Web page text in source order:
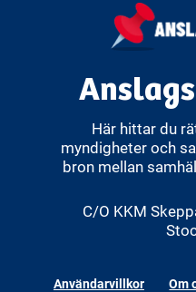
en pappersblankett. När du
handläggningen ta flera
beslut hemskickat. Att vara
riksdagsvalet.
Här hittar du
myndigheter och
bron mellan
C/O KKM
Användarvillkor Om